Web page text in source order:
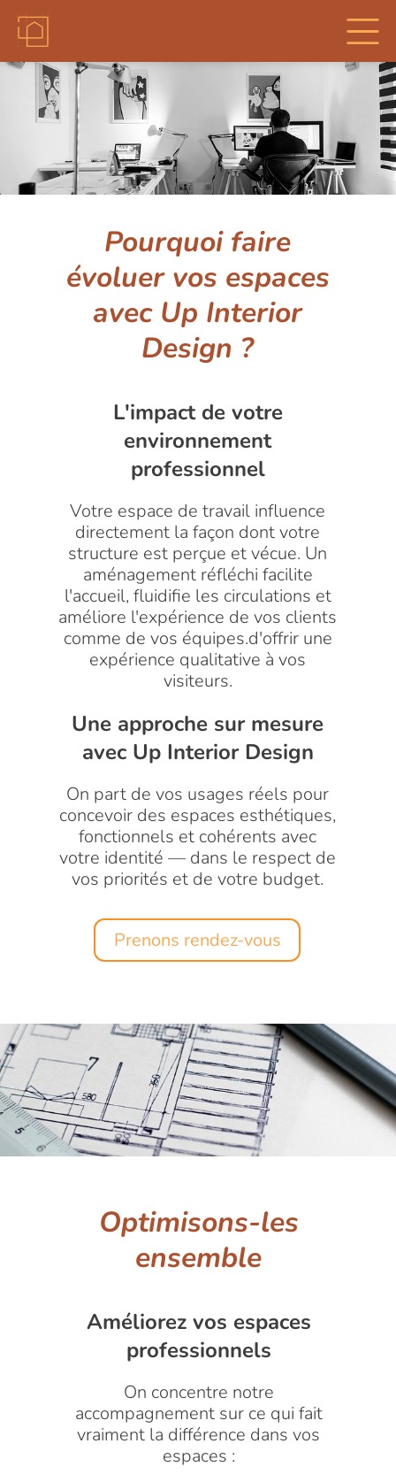
Pourquoi faire
évoluer vos espaces
avec Up Interior
Design ?
L'impact de votre
environnement
professionnel
Votre espace de travail influence
directement la façon dont votre
structure est perçue et vécue. Un
aménagement réfléchi facilite
l'accueil, fluidifie les circulations et
améliore l'expérience de vos clients
comme de vos équipes.d'offrir une
expérience qualitative à vos
visiteurs.
Une approche sur mesure
avec Up Interior Design
On part de vos usages réels pour
concevoir des espaces esthétiques,
fonctionnels et cohérents avec
votre identité — dans le respect de
vos priorités et de votre budget.
Optimisons-les
ensemble
Améliorez vos espaces
professionnels
On concentre notre
accompagnement sur ce qui fait
vraiment la différence dans vos
espaces :
Prenons rendez-vous